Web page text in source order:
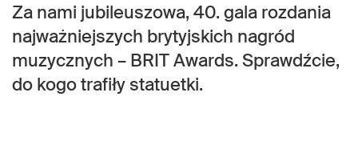
Za nami jubileuszowa, 40. gala rozdania
najważniejszych brytyjskich nagród
muzycznych – BRIT Awards. Sprawdźcie,
do kogo trafiły statuetki.